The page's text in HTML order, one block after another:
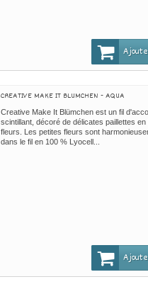
CREATIVE MAKE IT BLUMCHEN - AQUA
Creative Make It Blümchen est un fil
scintillant, décoré de délicates paillettes en
fleurs. Les petites fleurs sont
dans le fil en 100 % Lyocell...